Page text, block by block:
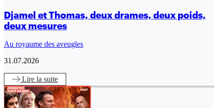
Djamel et Thomas, deux drames, deux poids,
deux mesures
Au royaume des aveugles
31.07.2026
Lire la suite